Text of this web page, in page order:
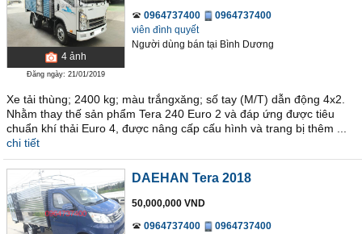
4 ảnh
Đăng ngày: 21/01/2019
0964737400
0964737400
viên đình quyết
Người dùng bán tại Bình Dương
Xe tải thùng; 2400 kg; màu trắngxăng; số tay (M/T) dẫn động 4x2.
Nhằm thay thế sản phẩm Tera 240 Euro 2 và đáp ứng được tiêu
chuẩn khí thải Euro 4, được nâng cấp cấu hình và trang bị thêm ...
chi tiết
DAEHAN Tera 2018
50,000,000 VND
0964737400
0964737400